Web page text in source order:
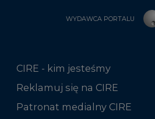
WYDAWCA PORTALU
CIRE - kim jesteśmy
Reklamuj się na CIRE
Patronat medialny CIRE